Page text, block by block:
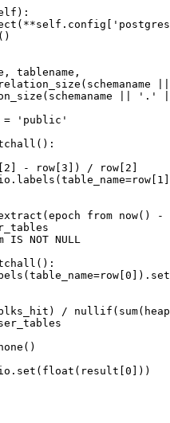
tablename,
|| '.'
'public'
- row[3]) / row[2]
from now() -
IS NOT NULL
/